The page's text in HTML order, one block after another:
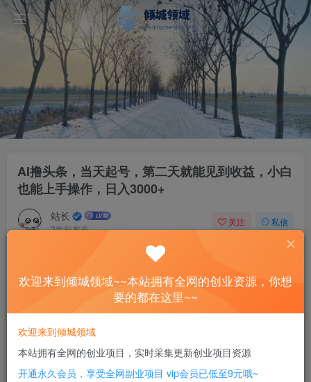
AI撸头条，当天起号，第二天就能见到收益，小白
也能上手操作，日入3000+
站长
2年前发布
关注 私信
AI撸头条，当天起号，第二天就能见到收益，小白也能上手操作，日入3000+
此内容为付费资源，请付费后查看
SVIP全站会员 免费
已售 2
欢迎来到倾城领域~~本站拥有全网的创业资源，你想
要的都在这里~~
欢迎来到倾城领域
本站拥有全网的创业项目，实时采集更新创业项目资源
开通永久会员，享受全网副业项目 vip会员已低至9元哦~